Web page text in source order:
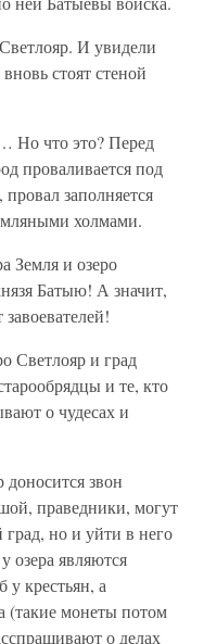
И увидели
стоят стеной
Но что это? Перед
проваливается под
заполняется
холмами.
Земля и озеро
Батыю! А значит,
Светлояр и град
и те, кто
о чудесах и
доносится звон
праведники, могут
град, но и уйти в него
озера являются
у крестьян, а
(такие монеты потом
о делах